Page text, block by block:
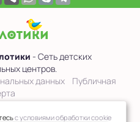
- Сеть детских
центров.
данных
Публичная
организации
с условиями обработки cookie